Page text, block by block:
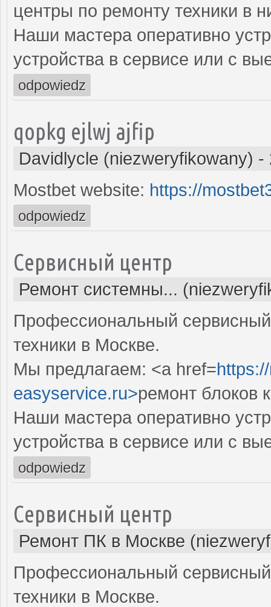
центры по ремонту техники в
Наши мастера оперативно
устройства в сервисе или с
odpowiedz
qopkg ejlwj ajfip
Davidlycle (niezweryfikowany) -
Mostbet website: https://
odpowiedz
Сервисный центр
Ремонт системны...
Профессиональный
техники в Москве.
Мы предлагаем: <a href=
easyservice.ru>ремонт блоков
Наши мастера оперативно
устройства в сервисе или с
odpowiedz
Сервисный центр
Ремонт ПК в Москве
Профессиональный
техники в Москве.